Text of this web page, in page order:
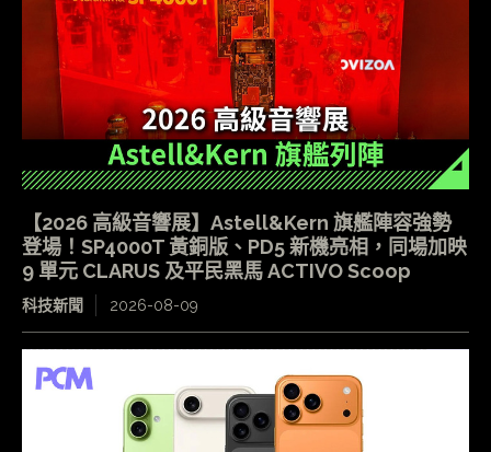
【2026 高級音響展】Astell&Kern 旗艦陣容強勢
登場！SP4000T 黃銅版、PD5 新機亮相，同場加映
9 單元 CLARUS 及平民黑馬 ACTIVO Scoop
科技新聞 2026-08-09